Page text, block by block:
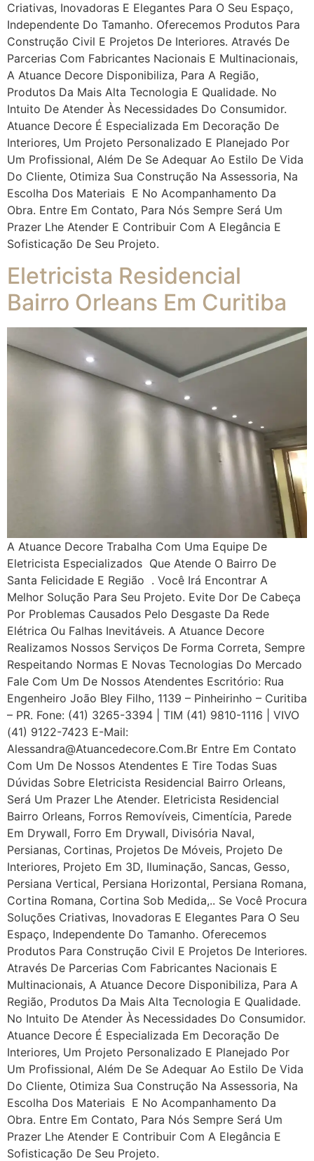
Criativas, Inovadoras E Elegantes Para O Seu Espaço,
Independente Do Tamanho. Oferecemos Produtos Para
Construção Civil E Projetos De Interiores. Através De
Parcerias Com Fabricantes Nacionais E Multinacionais,
A Atuance Decore Disponibiliza, Para A Região,
Produtos Da Mais Alta Tecnologia E Qualidade. No
Intuito De Atender Às Necessidades Do Consumidor.
Atuance Decore É Especializada Em Decoração De
Interiores, Um Projeto Personalizado E Planejado Por
Um Profissional, Além De Se Adequar Ao Estilo De Vida
Do Cliente, Otimiza Sua Construção Na Assessoria, Na
Escolha Dos Materiais E No Acompanhamento Da
Obra. Entre Em Contato, Para Nós Sempre Será Um
Prazer Lhe Atender E Contribuir Com A Elegância E
Sofisticação De Seu Projeto.
Eletricista Residencial
Bairro Orleans Em Curitiba
A Atuance Decore Trabalha Com Uma Equipe De
Eletricista Especializados Que Atende O Bairro De
Santa Felicidade E Região . Você Irá Encontrar A
Melhor Solução Para Seu Projeto. Evite Dor De Cabeça
Por Problemas Causados Pelo Desgaste Da Rede
Elétrica Ou Falhas Inevitáveis. A Atuance Decore
Realizamos Nossos Serviços De Forma Correta, Sempre
Respeitando Normas E Novas Tecnologias Do Mercado
Fale Com Um De Nossos Atendentes Escritório: Rua
Engenheiro João Bley Filho, 1139 – Pinheirinho – Curitiba
– PR. Fone: (41) 3265-3394 | TIM (41) 9810-1116 | VIVO
(41) 9122-7423 E-Mail:
Alessandra@atuancedecore.com.br Entre Em Contato
Com Um De Nossos Atendentes E Tire Todas Suas
Dúvidas Sobre Eletricista Residencial Bairro Orleans,
Será Um Prazer Lhe Atender. Eletricista Residencial
Bairro Orleans, Forros Removíveis, Cimentícia, Parede
Em Drywall, Forro Em Drywall, Divisória Naval,
Persianas, Cortinas, Projetos De Móveis, Projeto De
Interiores, Projeto Em 3D, Iluminação, Sancas, Gesso,
Persiana Vertical, Persiana Horizontal, Persiana Romana,
Cortina Romana, Cortina Sob Medida,.. Se Você Procura
Soluções Criativas, Inovadoras E Elegantes Para O Seu
Espaço, Independente Do Tamanho. Oferecemos
Produtos Para Construção Civil E Projetos De Interiores.
Através De Parcerias Com Fabricantes Nacionais E
Multinacionais, A Atuance Decore Disponibiliza, Para A
Região, Produtos Da Mais Alta Tecnologia E Qualidade.
No Intuito De Atender Às Necessidades Do Consumidor.
Atuance Decore É Especializada Em Decoração De
Interiores, Um Projeto Personalizado E Planejado Por
Um Profissional, Além De Se Adequar Ao Estilo De Vida
Do Cliente, Otimiza Sua Construção Na Assessoria, Na
Escolha Dos Materiais E No Acompanhamento Da
Obra. Entre Em Contato, Para Nós Sempre Será Um
Prazer Lhe Atender E Contribuir Com A Elegância E
Sofisticação De Seu Projeto.